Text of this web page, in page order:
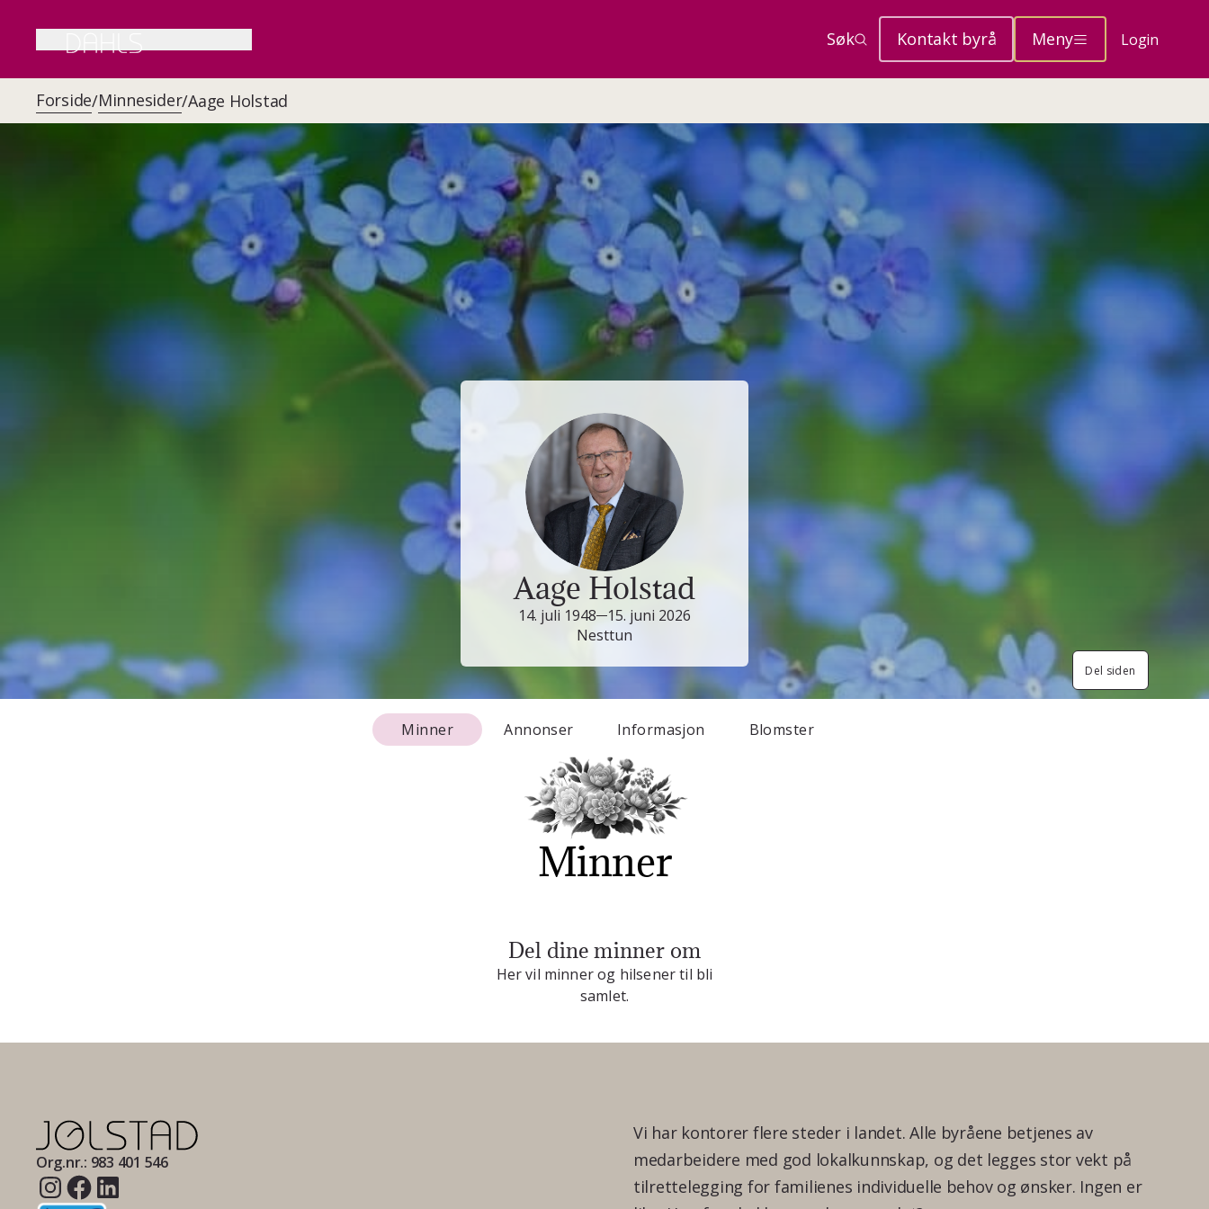
Søk Kontakt byrå Meny Login
Forside/Minnesider/Aage Holstad
Aage Holstad
14. juli 1948
15. juni 2026
Nesttun
Del siden
Minner Annonser Informasjon Blomster
Minner
Del dine minner om
Her vil minner og hilsener til bli
samlet.
Org.nr.: 983 401 546
Vi har kontorer flere steder i landet. Alle byråene betjenes av
medarbeidere med god lokalkunnskap, og det legges stor vekt på
tilrettelegging for familienes individuelle behov og ønsker. Ingen er